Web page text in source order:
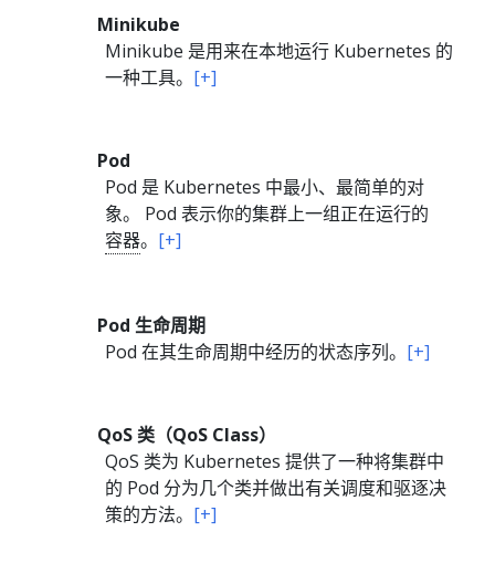
Minikube
Minikube 是用来在本地运行 Kubernetes 的
一种工具。 [+]
Pod
Pod 是 Kubernetes 中最小、最简单的对
象。 Pod 表示你的集群上一组正在运行的
容器。 [+]
Pod 生命周期
Pod 在其生命周期中经历的状态序列。 [+]
QoS 类（QoS Class）
QoS 类为 Kubernetes 提供了一种将集群中
的 Pod 分为几个类并做出有关调度和驱逐决
策的方法。 [+]